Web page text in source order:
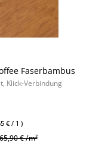
Faserbambus
Klick-Verbindung
€ / 1 )
€ /m²